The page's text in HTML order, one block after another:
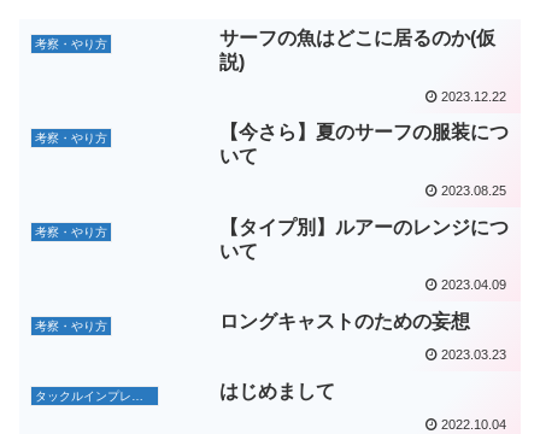
考察・やり方
サーフの魚はどこに居るのか(仮
説)
2023.12.22
考察・やり方
【今さら】夏のサーフの服装につ
いて
2023.08.25
考察・やり方
【タイプ別】ルアーのレンジにつ
いて
2023.04.09
考察・やり方 ロングキャストのための妄想
2023.03.23
はじめまして
2022.10.04